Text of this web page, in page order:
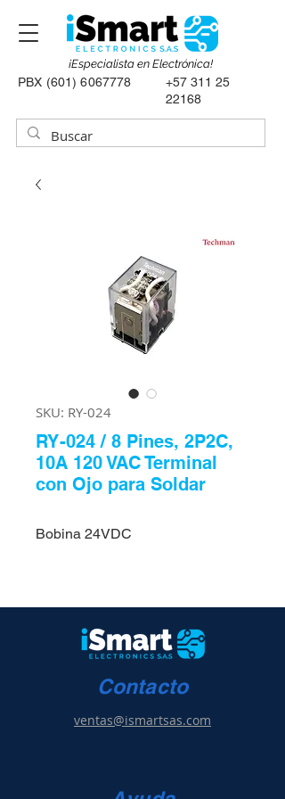
PBX (601) 6067778
+57 311 25
22168
¡Especialista en Electrónica!
SKU: RY-024
RY-024 / 8 Pines, 2P2C,
10A 120 VAC Terminal
con Ojo para Soldar
Bobina 24VDC
Contacto
ventas@ismartsas.com